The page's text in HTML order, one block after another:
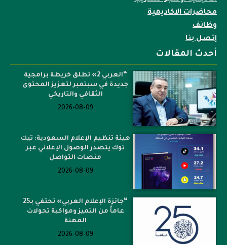
محاضرات الاكاديمية
وظائف
إتصل بنا
أحدث المقالات
“العربي 2» تطلق خريطة برامجية
جديدة في سبتمبر لتعزيز المحتوى
الثقافي والتاريخي
2026-08-09
هيئة تنظيم الإعلام السعودية: تيك
توك يتصدر الوصول الإعلاني عبر
منصات التواصل
2026-08-09
“جائزة الإعلام العربي» تحتفي بـ25
عاماً من التميز ومواكبة تحولات
المهنة
2026-08-09